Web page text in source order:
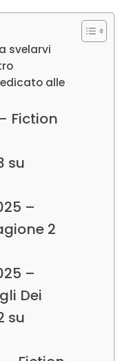
svelarvi
alle
Fiction
su
–
2
–
Dei
su